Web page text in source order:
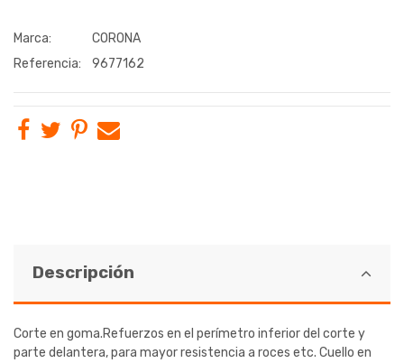
Marca:
CORONA
Referencia:
9677162
Descripción
Corte en goma.Refuerzos en el perímetro inferior del corte y
parte delantera, para mayor resistencia a roces etc. Cuello en